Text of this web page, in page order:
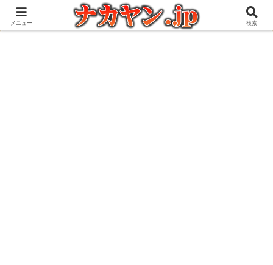
アウトドアとガジェット好きな管理人の愉快な日々を綴るブログ
メニュー 検索